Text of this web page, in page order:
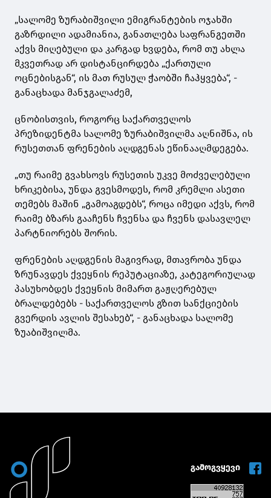
„სალომე ზურაბიშვილი ემიგრანტების ოჯახში
გაზრდილი ადამიანია, განათლება საფრანგეთში
აქვს მიღებული და კარგად ხვდება, რომ თუ ახლა
მკვეთრად არ დისტანცირდება „ქართული
ოცნებისგან“, ის მათ რუსულ ჭაობში ჩაჰყვება“, -
განაცხადა მანჯგალაძემ,
ცნობისთვის, როგორც საქართველოს
პრეზიდენტმა სალომე ზურაბიშვილმა აღნიშნა, ის
რუსეთთან ფრენების აღდგენას ეწინააღმდეგება.
„თუ რაიმე გვახსოვს რუსეთის უკვე მოძველებული
ხრიკებისა, უნდა გვესმოდეს, რომ კრემლი ასეთი
თემებს მაშინ „გამოაგდებს“, როცა იმედი აქვს, რომ
რაიმე ბზარს გააჩენს ჩვენსა და ჩვენს დასავლელ
პარტნიორებს შორის.
ფრენების აღდგენის მაგივრად, მთავრობა უნდა
ზრუნავდეს ქვეყნის რეპუტაციაზე, კატეგორიულად
პასუხობდეს ქვეყნის მიმართ გაჟღერებულ
ბრალდებებს - საქართველოს გზით სანქციების
გვერდის ავლის შესახებ“, - განაცხადა სალომე
ზუაბიშვილმა.
გამოგვყევი